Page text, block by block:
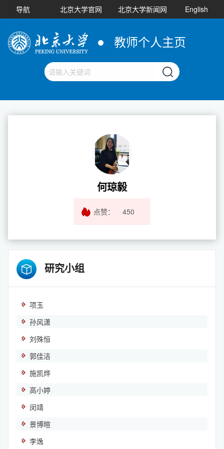
导航 北京大学官网 北京大学新闻网 English
教师个人主页
何琼毅
点赞： 450
研究小组
项玉
孙风潇
刘殊恒
郭佳洁
施凯烨
高小婷
闵靖
景博暄
李逸